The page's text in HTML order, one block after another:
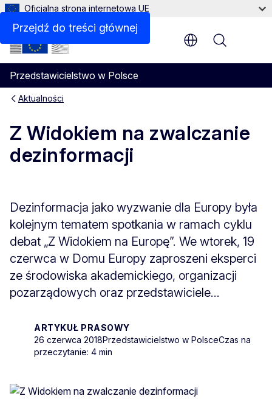
Przejdź do treści głównej
Oficjalna strona internetowa UE
Przedstawicielstwo w Polsce
Menu
Aktualności
Z Widokiem na zwalczanie
dezinformacji
Dezinformacja jako wyzwanie dla Europy była
kolejnym tematem spotkania w ramach cyklu
debat „Z Widokiem na Europę”. We wtorek, 19
czerwca w Domu Europy zaproszeni eksperci
ze środowiska akademickiego, organizacji
pozarządowych oraz przedstawiciele...
ARTYKUŁ PRASOWY
26 czerwca 2018Przedstawicielstwo w PolsceCzas na
przeczytanie: 4 min